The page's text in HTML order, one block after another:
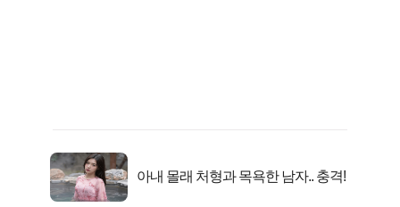
아내 몰래 처형과 목욕한 남자.. 충격!